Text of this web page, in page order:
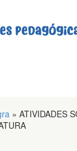
» ATIVIDADES